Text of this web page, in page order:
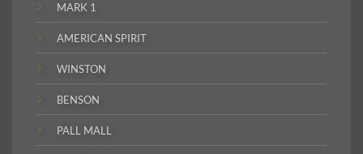
MARK 1
AMERICAN SPIRIT
WINSTON
BENSON
PALL MALL